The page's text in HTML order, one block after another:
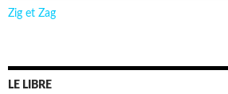
Zig et Zag
LE LIBRE